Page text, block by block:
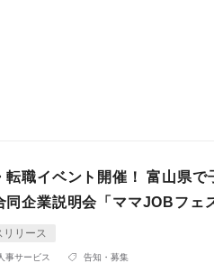
職イベント開催！ 富山県で
同企業説明会「ママJOBフェ
リリース
事サービス 告知・募集